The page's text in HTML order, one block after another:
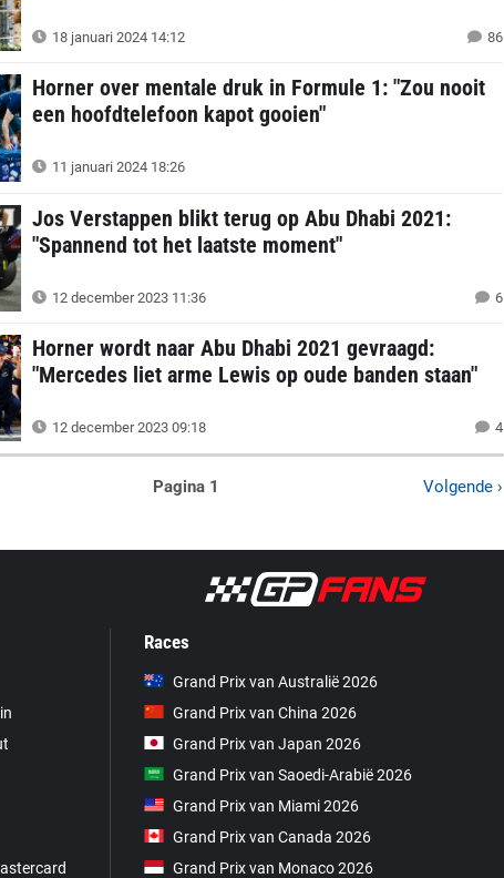
18 januari 2024 14:12 86
Horner over mentale druk in Formule 1: "Zou nooit
een hoofdtelefoon kapot gooien"
11 januari 2024 18:26
Jos Verstappen blikt terug op Abu Dhabi 2021:
"Spannend tot het laatste moment"
12 december 2023 11:36 6
Horner wordt naar Abu Dhabi 2021 gevraagd:
"Mercedes liet arme Lewis op oude banden staan"
12 december 2023 09:18 4
Pagina 1 Volgende ›
Races
Grand Prix van Australië 2026
Grand Prix van China 2026
Grand Prix van Japan 2026
Grand Prix van Saoedi-Arabië 2026
Grand Prix van Miami 2026
Grand Prix van Canada 2026
Grand Prix van Monaco 2026